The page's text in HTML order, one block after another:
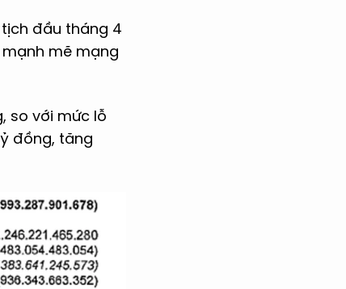
tịch đầu tháng 4
mẽ mạng
so với mức lỗ
đồng, tăng